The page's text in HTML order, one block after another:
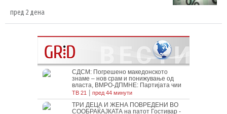
пред 2 дена